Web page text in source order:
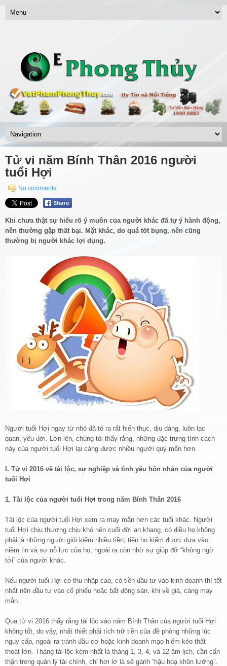
Tử vi năm Bính Thân 2016 người
tuổi Hợi
No comments
Khi chưa thật sự hiểu rõ ý muôn của người khác đã tự ý hành động,
nên thường gặp thất bại. Mặt khác, do quá tốt bụng, nên cũng
thường bị người khác lợi dụng.
Người tuổi Hợi ngay từ nhỏ đã tỏ ra rất hiển thục, dịu dàng, luôn lạc
quan, yêu đời. Lớn lên, chúng tôi thấy rằng, những đặc trưng tính cách
này của người tuổi Hợi lại càng được nhiều người quý mến hơn.
I. Tử vi 2016 về tài lộc, sự nghiệp và tình yêu hôn nhân của người
tuổi Hợi
1. Tài lộc của người tuổi Hợi trong năm Bính Thân 2016
Tài lộc của người tuổi Hợi xem ra may mắn hơn các tuổi khác. Người
tuổi Hợi chịu thương chịu khó nên cuối đời an khang, có điều họ không
phải là những người giỏi kiếm nhiều tiền; tiền họ kiếm được dựa vào
niềm tin và sự nỗ lực của họ, ngoài ra còn nhờ sự giúp đỡ “không ngờ
tới” của người khác.
Nếu người tuổi Hợi có thu nhập cao, có tiền đầu tư vào kinh doanh thì tốt
nhất nên đầu tư vào cổ phiếu hoặc bất động sản, khi về già, càng may
mắn.
Qua tử vi 2016 thấy rằng tài lộc vào năm Bính Thân của người tuổi Hợi
không tốt, do vậy, nhất thiết phải tích trữ tiền của đề phòng những lúc
nguy cấp, ngoài ra tránh đầu cơ hoặc kinh doanh mạo hiểm kẻo thất
thoát lớn. Tháng tài lộc kém nhất là tháng 1, 3, 4, và 12 âm lịch, cần cẩn
thận trong quản lý tài chính, chỉ hơi lơ là sẽ gánh “hậu hoạ khôn lường”.